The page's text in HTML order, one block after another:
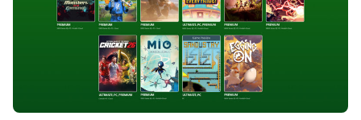
ã
o
d
e